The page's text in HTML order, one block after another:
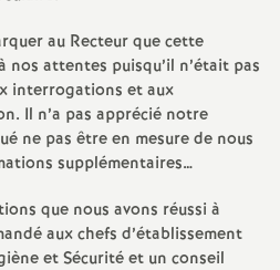
c
o
n
d
d
au Recteur que cette
attentes puisqu’il n’était pas
interrogations et aux
Il n’a pas apprécié notre
ne pas être en mesure de nous
supplémentaires…
que nous avons réussi à
aux chefs d’établissement
et Sécurité et un conseil